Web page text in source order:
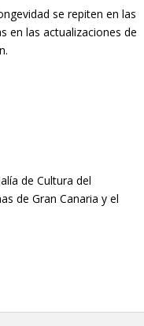
se repiten en las
en las actualizaciones de
de Cultura del
de Gran Canaria y el